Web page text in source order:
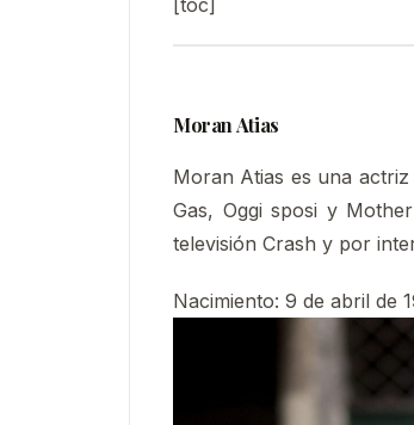
Moran Atias
Moran Atias es una
Gas, Oggi sposi y
televisión Crash y por
Nacimiento: 9 de abril de